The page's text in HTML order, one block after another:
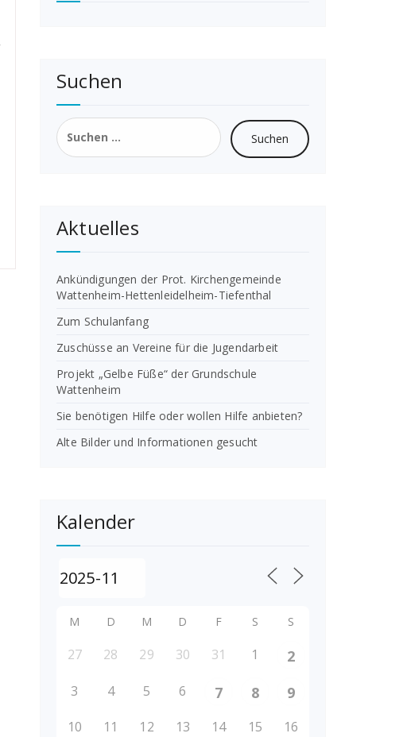
Suchen
Suchen
nach:
Aktuelles
Ankündigungen der Prot. Kirchengemeinde
Wattenheim-Hettenleidelheim-Tiefenthal
Zum Schulanfang
Zuschüsse an Vereine für die Jugendarbeit
Projekt „Gelbe Füße“ der Grundschule
Wattenheim
Sie benötigen Hilfe oder wollen Hilfe anbieten?
Alte Bilder und Informationen gesucht
Kalender
M D M D F S S
27 28 29 30 31 1 2
3 4 5 6 7 8 9
10 11 12 13 14 15 16